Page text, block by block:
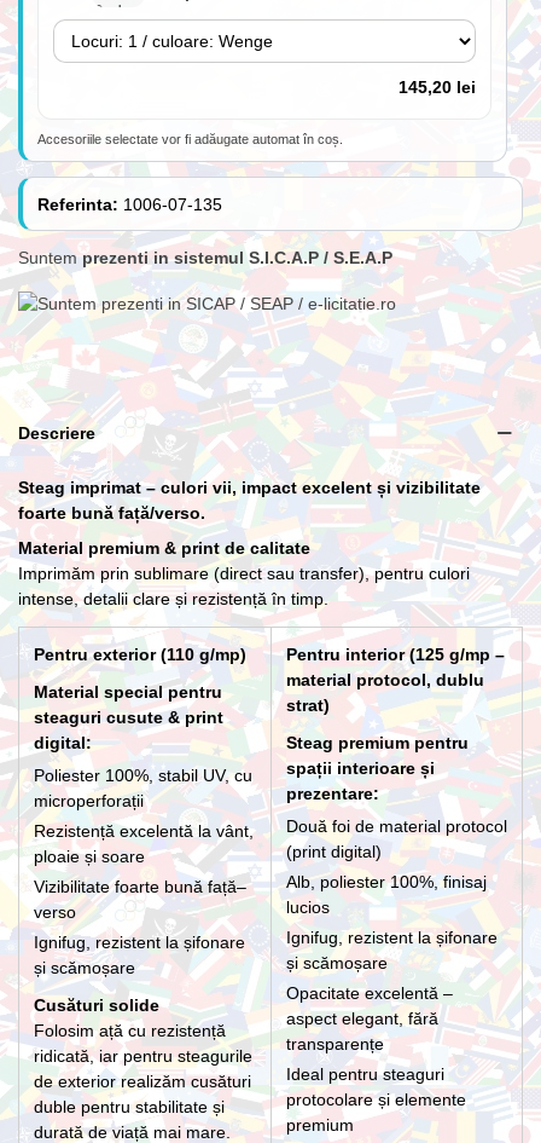
145,20 lei
Lance 180cm cu suport perete inclus
84,70 lei
Lance cu suport Premium Interior
266,20 lei
Accesoriile selectate vor fi adăugate automat în coș.
Referinta: 1006-07-135
Suntemprezenti in sistemul S.I.C.A.P / S.E.A.P
Descriere
Steag imprimat – culori vii, impact excelent și vizibilitate
foarte bună față/verso.
Material premium & print de calitate
Imprimăm prin sublimare (direct sau transfer), pentru culori
intense, detalii clare și rezistență în timp.
Pentru exterior (110 g/mp)
Material special pentru
steaguri cusute & print
digital:
Poliester 100%, stabil UV, cu
microperforații
Rezistență excelentă la vânt,
ploaie și soare
Vizibilitate foarte bună față–
verso
Ignifug, rezistent la șifonare
și scămoșare
Cusături solide
Folosim ață cu rezistență
ridicată, iar pentru steagurile
de exterior realizăm cusături
duble pentru stabilitate și
durată de viață mai mare.
Pentru interior (125 g/mp –
material protocol, dublu
strat)
Steag premium pentru
spații interioare și
prezentare:
Două foi de material protocol
(print digital)
Alb, poliester 100%, finisaj
lucios
Ignifug, rezistent la șifonare
și scămoșare
Opacitate excelentă –
aspect elegant, fără
transparențe
Ideal pentru steaguri
protocolare și elemente
premium